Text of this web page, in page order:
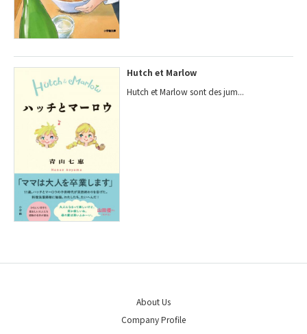
Hutch et Marlow
Hutch et Marlow sont des jum...
About Us
Company Profile